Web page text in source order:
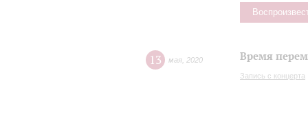
13 мая 2020 Время
Запись с концерта